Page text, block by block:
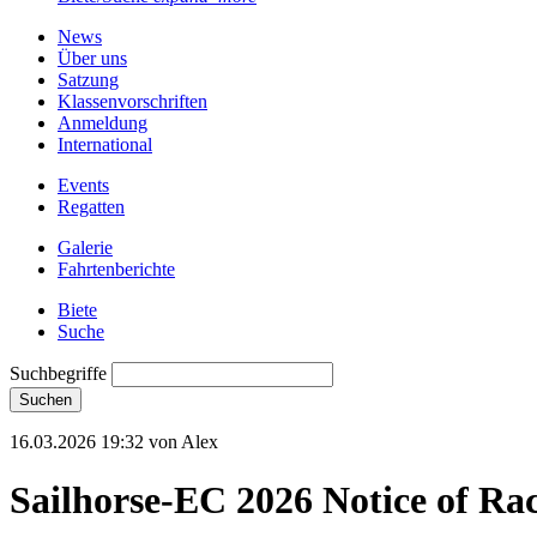
News
Über uns
Satzung
Klassenvorschriften
Anmeldung
International
Events
Regatten
Galerie
Fahrtenberichte
Biete
Suche
Suchbegriffe
Suchen
16.03.2026 19:32 von Alex
Sailhorse-EC 2026 Notice of